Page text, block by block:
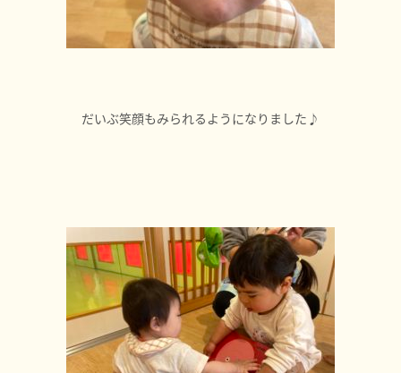
だいぶ笑顔もみられるようになりました♪